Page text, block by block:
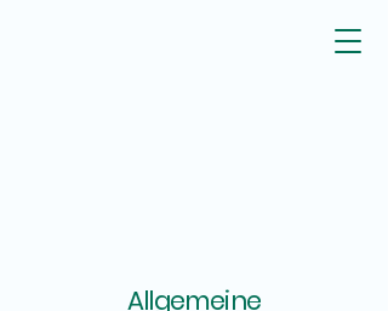
Allgemeine